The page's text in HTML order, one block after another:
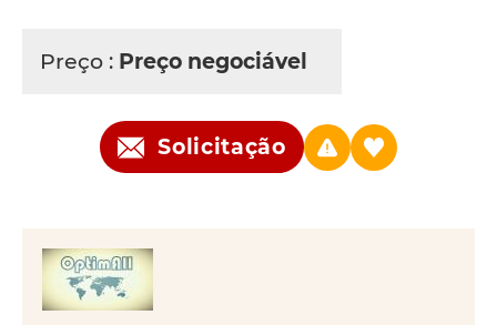
Preço : Preço negociável
Solicitação